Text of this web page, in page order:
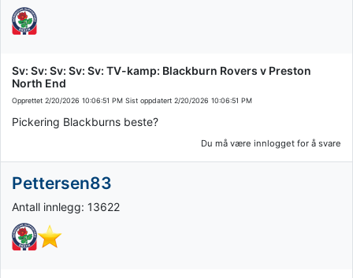
Sv: Sv: Sv: Sv: Sv: TV-kamp: Blackburn Rovers v Preston
North End
Opprettet 2/20/2026 10:06:51 PM Sist oppdatert 2/20/2026 10:06:51 PM
Pickering Blackburns beste?
Du må være innlogget for å svare
Pettersen83
Antall innlegg: 13622